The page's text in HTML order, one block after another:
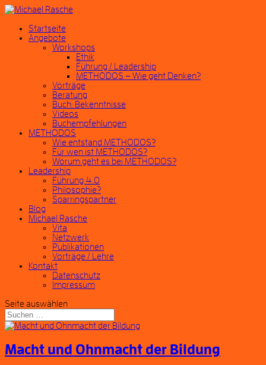
Startseite
Angebote
Workshops
Ethik
Führung / Leadership
METHODOS – Wie geht Denken?
Vorträge
Beratung
Buch: Bekenntnisse
Videos
Buchempfehlungen
METHODOS
Wie entstand METHODOS?
Für wen ist METHODOS?
Worum geht es bei METHODOS?
Leadership
Führung 4.0
Philosophie?
Sparringspartner
Blog
Michael Rasche
Vita
Netzwerk
Publikationen
Vorträge / Lehre
Kontakt
Datenschutz
Impressum
Seite auswählen
Macht und Ohnmacht der Bildung